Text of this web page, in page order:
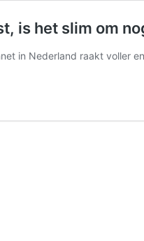
is het slim om
in Nederland raakt voller